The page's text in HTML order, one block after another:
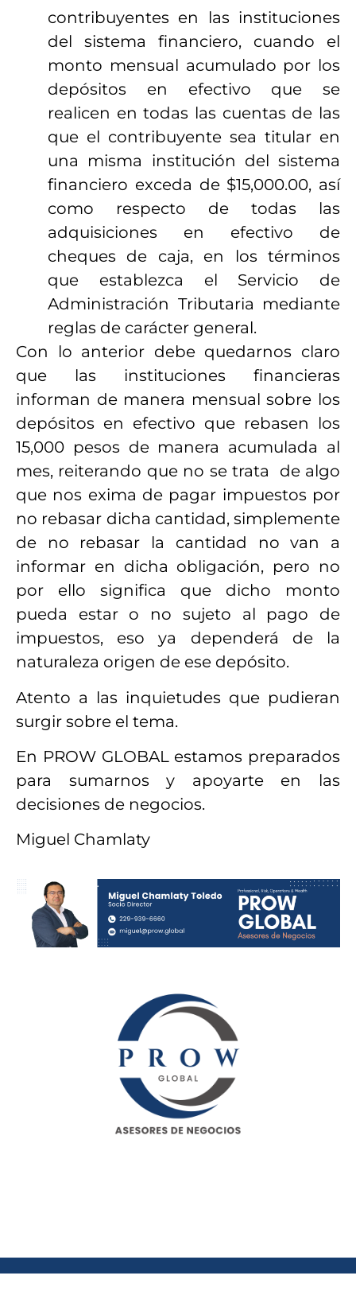
contribuyentes en las instituciones
del sistema financiero, cuando el
monto mensual acumulado por los
depósitos en efectivo que se
realicen en todas las cuentas de las
que el contribuyente sea titular en
una misma institución del sistema
financiero exceda de $15,000.00, así
como respecto de todas las
adquisiciones en efectivo de
cheques de caja, en los términos
que establezca el Servicio de
Administración Tributaria mediante
reglas de carácter general.
Con lo anterior debe quedarnos claro
que las instituciones financieras
informan de manera mensual sobre los
depósitos en efectivo que rebasen los
15,000 pesos de manera acumulada al
mes, reiterando que no se trata de algo
que nos exima de pagar impuestos por
no rebasar dicha cantidad, simplemente
de no rebasar la cantidad no van a
informar en dicha obligación, pero no
por ello significa que dicho monto
pueda estar o no sujeto al pago de
impuestos, eso ya dependerá de la
naturaleza origen de ese depósito.
Atento a las inquietudes que pudieran
surgir sobre el tema.
En PROW GLOBAL estamos preparados
para sumarnos y apoyarte en las
decisiones de negocios.
Miguel Chamlaty